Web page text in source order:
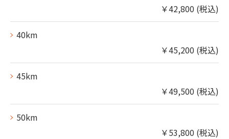
￥42,800 (税込)
40km
￥45,200 (税込)
45km
￥49,500 (税込)
50km
￥53,800 (税込)